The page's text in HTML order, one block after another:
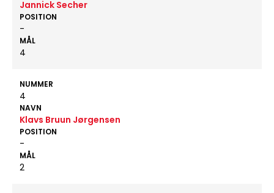
Jannick Secher
POSITION
-
MÅL
4
NUMMER
4
NAVN
Klavs Bruun Jørgensen
POSITION
-
MÅL
2